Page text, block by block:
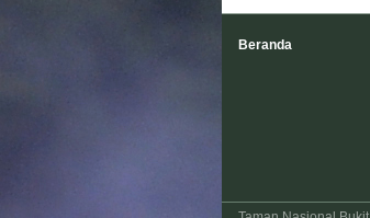
Beranda